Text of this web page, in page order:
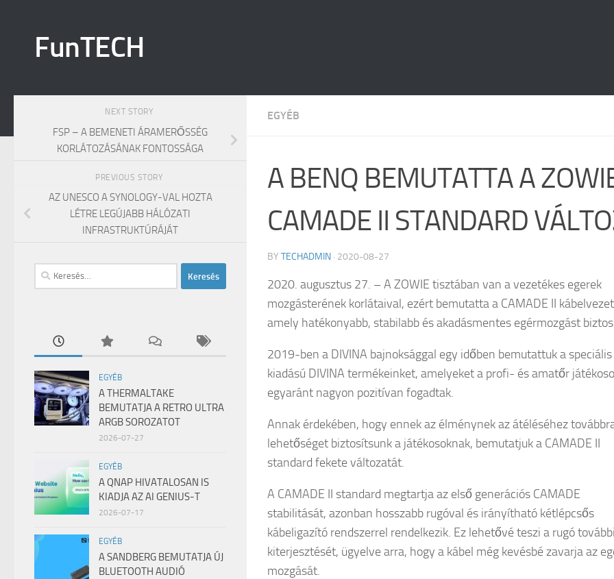
FunTECH
EGYÉB
A BENQ BEMUTATTA A
CAMADE II STANDARD
BY TECHADMIN · 2020-08-27
2020. augusztus 27. – A ZOWIE tisztában van a vezetékes egerek
mozgásterének korlátaival, ezért bemutatta a CAMADE II
amely hatékonyabb, stabilabb és akadásmentes egérmozgást
2019-ben a DIVINA bajnoksággal egy időben bemutattuk a speciális
kiadású DIVINA termékeinket, amelyeket a profi- és amatőr
egyaránt nagyon pozitívan fogadtak.
Annak érdekében, hogy ennek az élménynek az átéléséhez
lehetőséget biztosítsunk a játékosoknak, bemutatjuk a CAMADE II
standard fekete változatát.
A CAMADE II standard megtartja az első generációs CAMADE
stabilitását, azonban hosszabb rugóval és irányítható kétlépcsős
kábeligazító rendszerrel rendelkezik. Ez lehetővé teszi a rugó
kiterjesztését, ügyelve arra, hogy a kábel még kevésbé zavarja az
mozgását.​​​​​​​
NEXT STORY
FSP – A BEMENETI ÁRAMERŐSSÉG
KORLÁTOZÁSÁNAK FONTOSSÁGA
PREVIOUS STORY
AZ UNESCO A SYNOLOGY-VAL HOZTA
LÉTRE LEGÚJABB HÁLÓZATI
INFRASTRUKTÚRÁJÁT
Keresés:
EGYÉB
A THERMALTAKE
BEMUTATJA A RETRO ULTRA
ARGB SOROZATOT
2026-07-27
EGYÉB
A QNAP HIVATALOSAN IS
KIADJA AZ AI GENIUS-T
2026-07-17
EGYÉB
A SANDBERG BEMUTATJA ÚJ
BLUETOOTH AUDIÓ